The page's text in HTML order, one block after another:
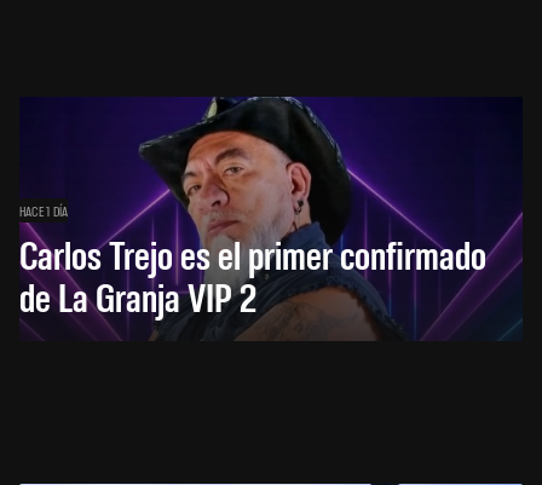
HACE 1 DÍA
Carlos Trejo es el primer confirmado
de La Granja VIP 2